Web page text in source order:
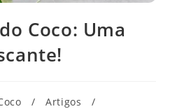
Coco: Uma
/ Artigos
/